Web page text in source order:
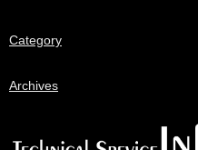
2026年2月
2025年11月
Category
Archives